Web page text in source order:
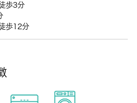
歩3分
歩12分